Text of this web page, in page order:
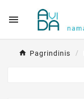

Pagrindinis